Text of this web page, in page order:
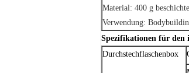
Material: 400 g
Verwendung:
Spezifikationen für den
Durchstechflaschenbox